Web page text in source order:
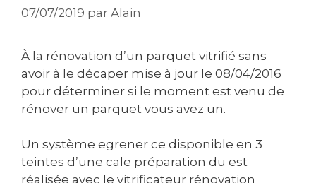
07/07/2019 par Alain
À la rénovation d’un parquet vitrifié sans
avoir à le décaper mise à jour le 08/04/2016
pour déterminer si le moment est venu de
rénover un parquet vous avez un.
Un système egrener ce disponible en 3
teintes d’une cale préparation du est
réalisée avec le vitrificateur rénovation